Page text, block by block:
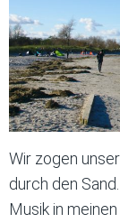
Wir zogen
durch den
Musik in